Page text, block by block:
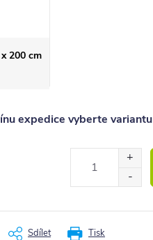
200 cm
expedice vyberte variantu
Tisk
Sdílet